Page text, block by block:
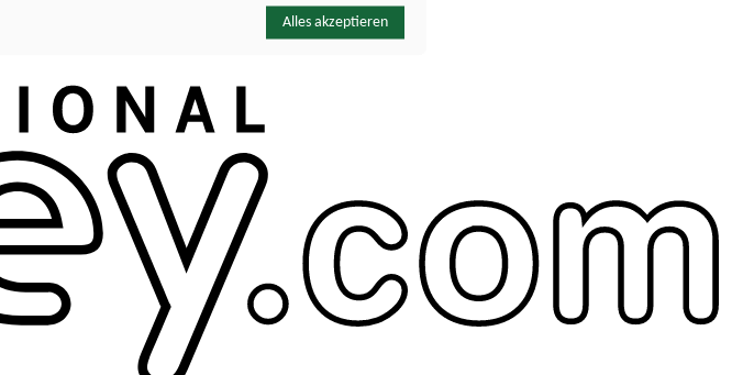
Alles akzeptieren